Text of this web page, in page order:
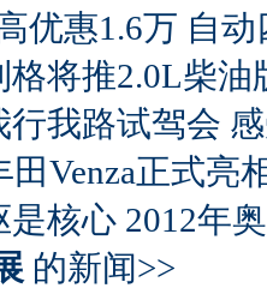
寨 又奥迪又奔驰
事故紧急救命操作
优惠1.6万 自
格将推2.0L柴油
行我路试驾会
田Venza正式亮
是核心 2012年
的新闻>>